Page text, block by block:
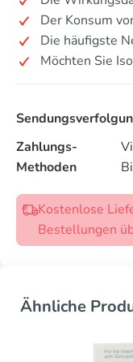
Der Konsum
Die häufigste
Möchten Sie
Zahlungs-
Methoden
Kostenlose
Bestellungen
Ähnliche